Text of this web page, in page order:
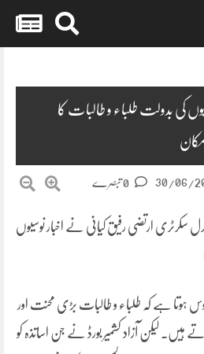
کی بدولت طلباء و طالبات کا
30/06/
ارتضی رفیق کیانی نے اخبار نوسیوں
ہوتا ہے کہ طلباء و طالبات بڑی محنت اور
لیکن آزاد کشمیر بورڈ نے جن اساتذہ کو